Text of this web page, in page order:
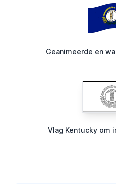
Geanimeerde en
Vlag Kentucky om